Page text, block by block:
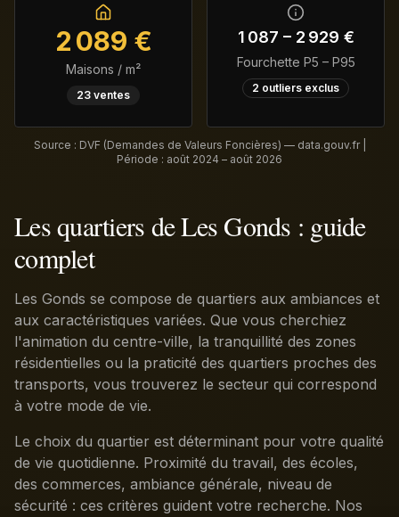
2 089 €
Maisons / m²
23 ventes
1 087 – 2 929 €
Fourchette P5 – P95
2 outliers exclus
Source : DVF (Demandes de Valeurs Foncières) — data.gouv.fr |
Période : août 2024 – août 2026
Les quartiers de Les Gonds : guide
complet
Les Gonds se compose de quartiers aux ambiances et
aux caractéristiques variées. Que vous cherchiez
l'animation du centre-ville, la tranquillité des zones
résidentielles ou la praticité des quartiers proches des
transports, vous trouverez le secteur qui correspond
à votre mode de vie.
Le choix du quartier est déterminant pour votre qualité
de vie quotidienne. Proximité du travail, des écoles,
des commerces, ambiance générale, niveau de
sécurité : ces critères guident votre recherche. Nos